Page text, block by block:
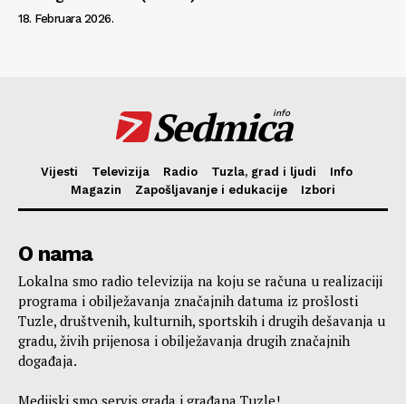
18. Februara 2026.
Sedmica
info
Vijesti Televizija Radio Tuzla, grad i ljudi
Info
Magazin
Zapošljavanje i edukacije Izbori
O nama
Lokalna smo radio televizija na koju se računa u realizaciji
programa i obilježavanja značajnih datuma iz prošlosti
Tuzle, društvenih, kulturnih, sportskih i drugih dešavanja u
gradu, živih prijenosa i obilježavanja drugih značajnih
događaja.